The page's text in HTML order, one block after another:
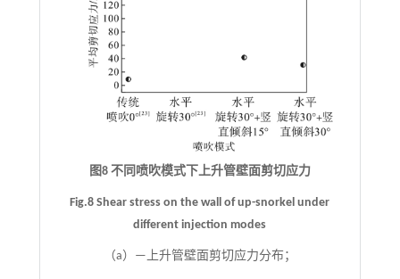
图8 不同喷吹模式下上升管壁面剪切应力
Fig.8 Shear stress on the wall of up-snorkel under
different injection modes
（a）—上升管壁面剪切应力分布；